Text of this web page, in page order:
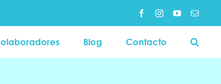
FacebookInstagramYouTubeCorreo
Blog Contacto